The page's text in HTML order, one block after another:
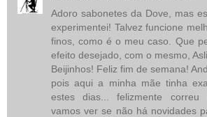
Adoro sabonetes da Dove, mas
experimentei! Talvez funcione
finos, como é o meu caso. Que
efeito desejado, com o mesmo,
Beijinhos! Feliz fim de semana!
pois aqui a minha mãe tinha
estes dias... felizmente correu
vamos ver se não há novidades